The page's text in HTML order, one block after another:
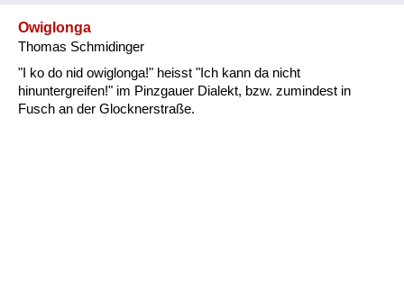
Natur und Landwirtschaft
Owiglonga
Thomas Schmidinger
"I ko do nid owiglonga!" heisst "Ich kann da nicht
hinuntergreifen!" im Pinzgauer Dialekt, bzw. zumindest in
Fusch an der Glocknerstraße.